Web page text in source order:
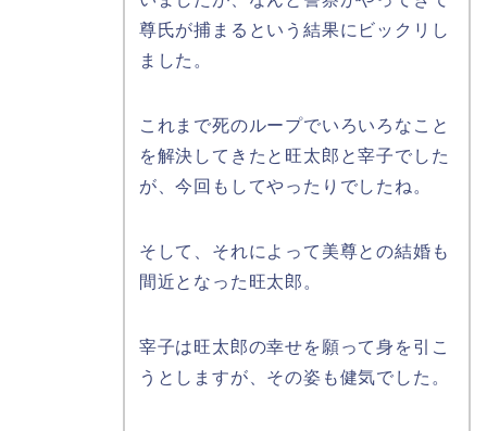
尊氏が捕まるという結果にビックリし
ました。
これまで死のループでいろいろなこと
を解決してきたと旺太郎と宰子でした
が、今回もしてやったりでしたね。
そして、それによって美尊との結婚も
間近となった旺太郎。
宰子は旺太郎の幸せを願って身を引こ
うとしますが、その姿も健気でした。